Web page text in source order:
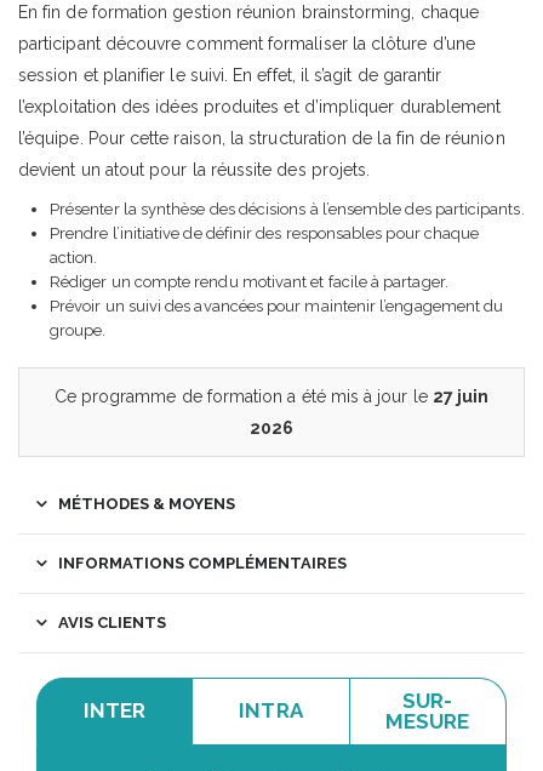
En fin de formation gestion réunion brainstorming, chaque
participant découvre comment formaliser la clôture d’une
session et planifier le suivi. En effet, il s’agit de garantir
l’exploitation des idées produites et d’impliquer durablement
l’équipe. Pour cette raison, la structuration de la fin de réunion
devient un atout pour la réussite des projets.
Présenter la synthèse des décisions à l’ensemble des participants.
Prendre l’initiative de définir des responsables pour chaque
action.
Rédiger un compte rendu motivant et facile à partager.
Prévoir un suivi des avancées pour maintenir l’engagement du
groupe.
Ce programme de formation a été mis à jour le 27 juin
2026
MÉTHODES & MOYENS
INFORMATIONS COMPLÉMENTAIRES
AVIS CLIENTS
INTER INTRA
SUR-
MESURE